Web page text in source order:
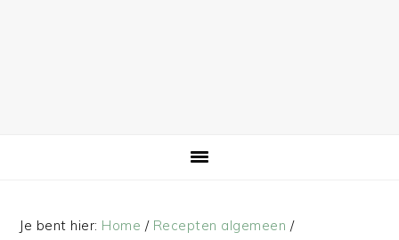
Je bent hier: Home / Recepten algemeen /